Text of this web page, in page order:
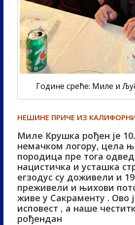
Године среће: Миле и
НЕШИНЕ ПРИЧЕ ИЗ
Миле Крушка рођен је
немачком логору, цела
породица пре тога
нацистичка и усташка
егзодус су доживели и
преживели и њихови
живе у Сакраменту . Ово
исповест , а наше
рођендан